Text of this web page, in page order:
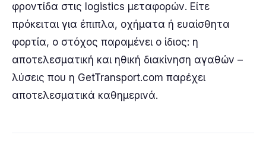
φροντίδα στις logistics μεταφορών. Είτε
πρόκειται για έπιπλα, οχήματα ή ευαίσθητα
φορτία, ο στόχος παραμένει ο ίδιος: η
αποτελεσματική και ηθική διακίνηση αγαθών –
λύσεις που η GetTransport.com παρέχει
αποτελεσματικά καθημερινά.